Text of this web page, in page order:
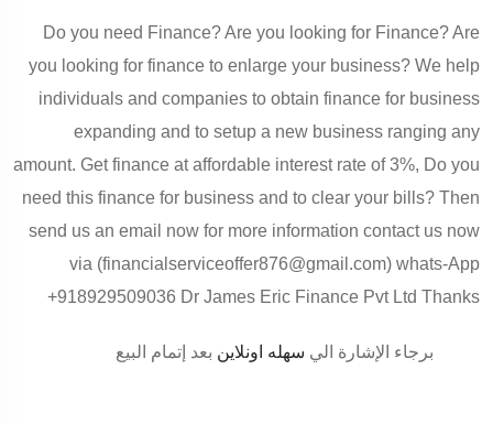
Do you need Finance? Are you looking for Finance? Are
you looking for finance to enlarge your business? We help
individuals and companies to obtain finance for business
expanding and to setup a new business ranging any
amount. Get finance at affordable interest rate of 3%, Do you
need this finance for business and to clear your bills? Then
send us an email now for more information contact us now
via (financialserviceoffer876@gmail.com) whats-App
+918929509036 Dr James Eric Finance Pvt Ltd Thanks
برجاء الإشارة الي سهله اونلاين بعد إتمام البيع